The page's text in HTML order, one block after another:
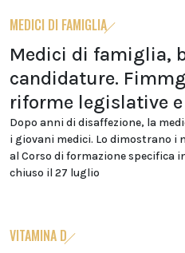
MEDICI DI FAMIGLIA
Medici di famiglia,
candidature.
riforme legislative
Dopo anni di disaffezione, la
i giovani medici. Lo dimostrano i
al Corso di formazione specifica
chiuso il 27 luglio
VITAMINA D